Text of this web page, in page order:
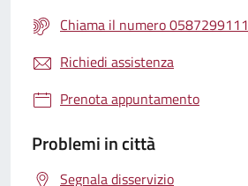
Chiama il numero 0587299111
Richiedi assistenza
Prenota appuntamento
Problemi in città
Segnala disservizio